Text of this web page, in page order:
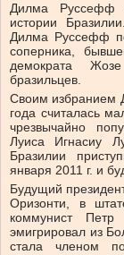
Дилма Руссефф
истории
Дилма Руссефф
соперника,
демократа
бразильцев.
Своим избранием
года считалась
чрезвычайно
Луиса Игнасиу
Бразилии
января 2011 г. и
Будущий
Оризонти, в
коммунист
эмигрировал из
стала членом